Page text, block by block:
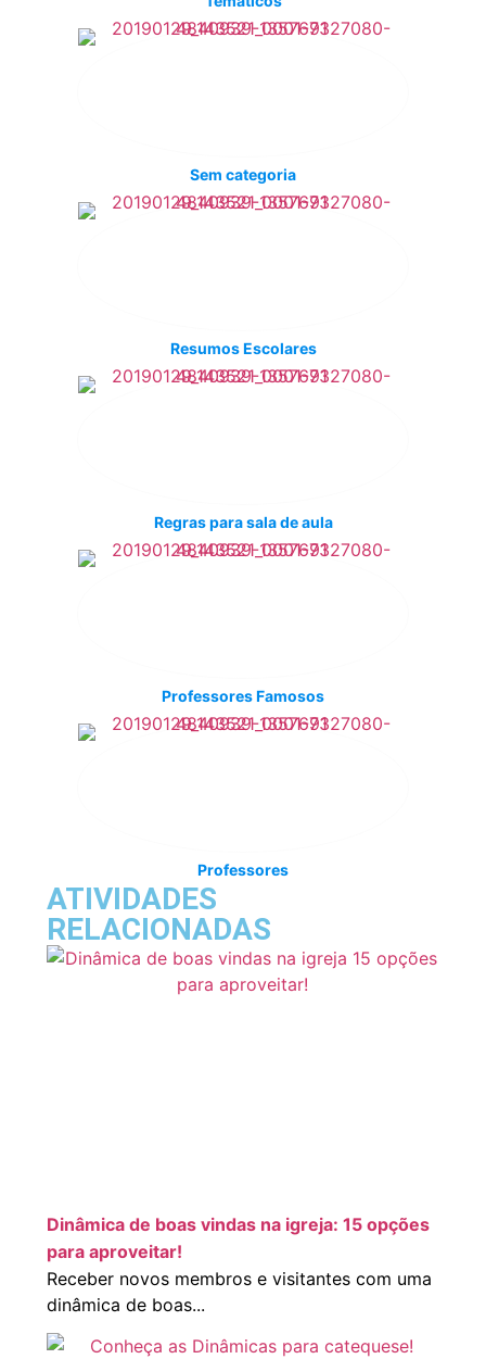
Sem categoria
Resumos Escolares
Regras para sala de aula
Professores Famosos
Professores
ATIVIDADES
RELACIONADAS
Dinâmica de boas vindas na igreja: 15 opções
para aproveitar!
Receber novos membros e visitantes com uma
dinâmica de boas...